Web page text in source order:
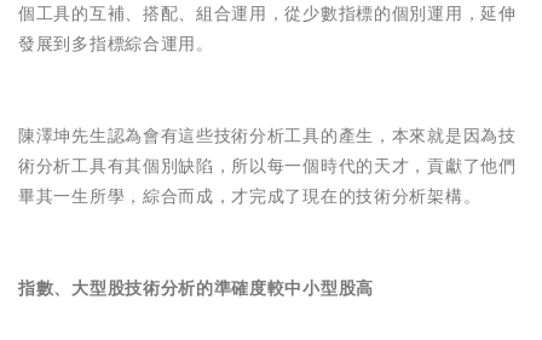
個工具的互補、搭配、組合運用，從少數指標的個別運用，延伸
發展到多指標綜合運用。
陳澤坤先生認為會有這些技術分析工具的產生，本來就是因為技
術分析工具有其個別缺陷，所以每一個時代的天才，貢獻了他們
畢其一生所學，綜合而成，才完成了現在的技術分析架構。
指數、大型股技術分析的準確度較中小型股高